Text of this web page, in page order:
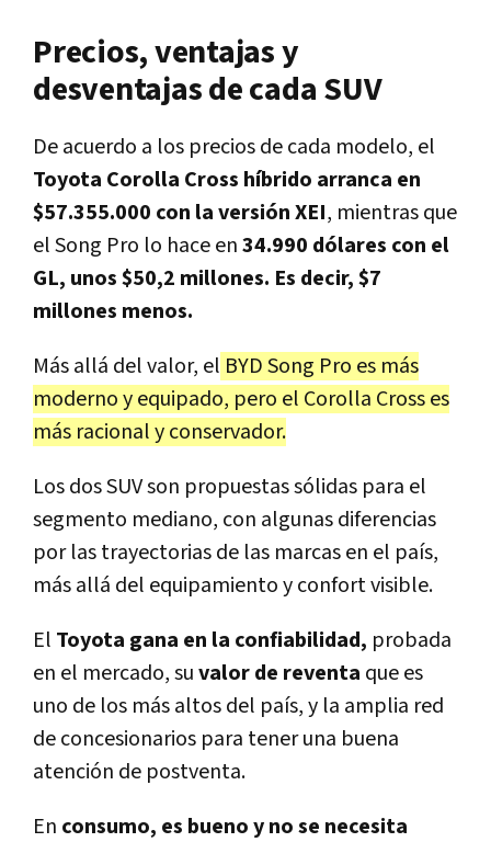
Precios, ventajas y
desventajas de cada SUV
De acuerdo a los precios de cada modelo, el
Toyota Corolla Cross híbrido arranca en
$57.355.000 con la versión XEI, mientras que
el Song Pro lo hace en34.990 dólares con el
GL, unos $50,2 millones. Es decir, $7
millones menos.
Más allá del valor, el BYD Song Pro es más
moderno y equipado, pero el Corolla Cross es
más racional y conservador.
Los dos SUV son propuestas sólidas para el
segmento mediano, con algunas diferencias
por las trayectorias de las marcas en el país,
más allá del equipamiento y confort visible.
El Toyota gana en la confiabilidad, probada
en el mercado, suvalor de reventa que es
uno de los más altos del país, y la amplia red
de concesionarios para tener una buena
atención de postventa.
En consumo, es bueno y no se necesita